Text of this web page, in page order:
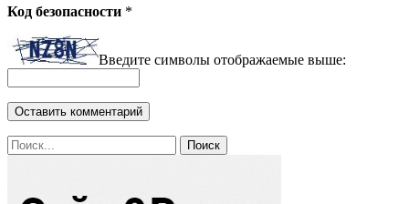
Код безопасности *
Введите символы отображаемые выше: